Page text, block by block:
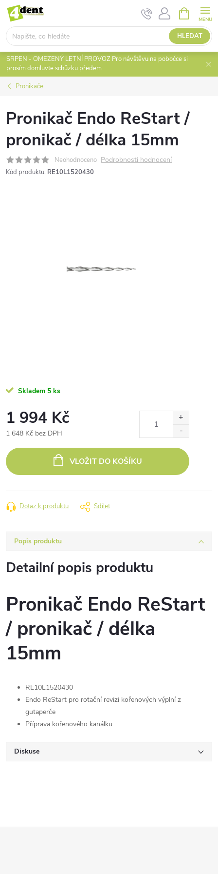
Přejít
obsah
HLEDAT
NÁKUPNÍ
KOŠÍK
SRPEN - OMEZENÝ LETNÍ PROVOZ Pro návštěvu na pobočce si
prosím domluvte schůzku předem
Pronikače
Pronikač Endo ReStart /
pronikač / délka 15mm
Neohodnoceno Podrobnosti hodnocení
Kód produktu: RE10L1520430
Skladem 5 ks
1 994 Kč
1 648 Kč bez DPH
cena:
VLOŽIT DO KOŠÍKU
Dotaz k produktu Sdílet
Popis produktu
Detailní popis produktu
Pronikač Endo ReStart
/ pronikač / délka
15mm
RE10L1520430
Endo ReStart pro rotační revizi kořenových výplní z
gutaperče
Příprava kořenového kanálku
Diskuse